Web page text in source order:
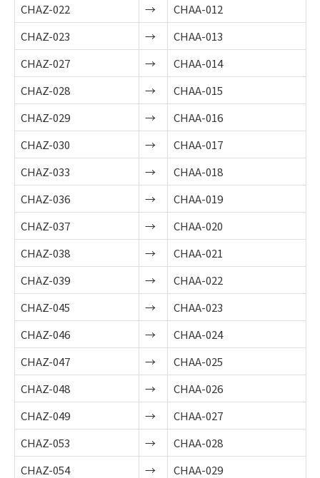
CHAZ-022
→
CHAA-012
CHAZ-023
→
CHAA-013
CHAZ-027
→
CHAA-014
CHAZ-028
→
CHAA-015
CHAZ-029
→
CHAA-016
CHAZ-030
→
CHAA-017
CHAZ-033
→
CHAA-018
CHAZ-036
→
CHAA-019
CHAZ-037
→
CHAA-020
CHAZ-038
→
CHAA-021
CHAZ-039
→
CHAA-022
CHAZ-045
→
CHAA-023
CHAZ-046
→
CHAA-024
CHAZ-047
→
CHAA-025
CHAZ-048
→
CHAA-026
CHAZ-049
→
CHAA-027
CHAZ-053
→
CHAA-028
CHAZ-054
→
CHAA-029